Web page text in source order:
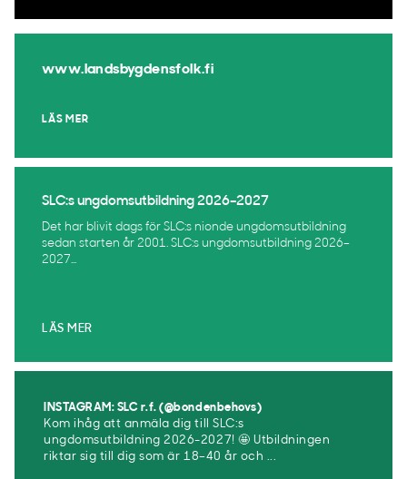
www.landsbygdensfolk.fi
LÄS MER
SLC:s ungdomsutbildning 2026–2027
Det har blivit dags för SLC:s nionde ungdomsutbildning
sedan starten år 2001. SLC:s ungdomsutbildning 2026–
2027...
LÄS MER
INSTAGRAM: SLC r.f. (@bondenbehovs)
Kom ihåg att anmäla dig till SLC:s
ungdomsutbildning 2026-2027! 🤩 Utbildningen
riktar sig till dig som är 18–40 år och ...